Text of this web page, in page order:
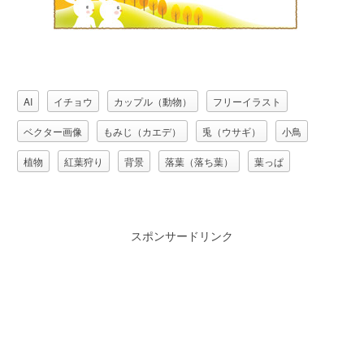
AI イチョウ カップル（動物） フリーイラスト
ベクター画像 もみじ（カエデ） 兎（ウサギ） 小鳥
植物 紅葉狩り 背景 落葉（落ち葉） 葉っぱ
スポンサードリンク